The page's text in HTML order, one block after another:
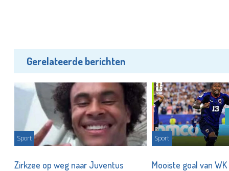
Gerelateerde berichten
Sport
Zirkzee op weg naar Juventus
Sport
Mooiste goal van